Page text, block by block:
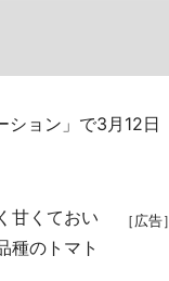
ション」で3月12日
［広告］
甘くておい
種のトマト